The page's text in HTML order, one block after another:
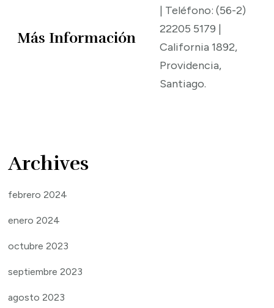
Más Información
| Teléfono: (56-2)
22205 5179 |
California 1892,
Providencia,
Santiago.
Archives
febrero 2024
enero 2024
octubre 2023
septiembre 2023
agosto 2023